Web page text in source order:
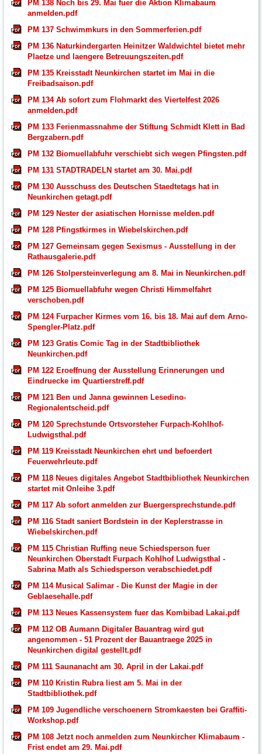
PM 138 Noch bis 29. Mai fuer die Aktion Klimabaum
anmelden.pdf
PM 137 Schwimmkurs in den Sommerferien.pdf
PM 136 Naturkindergarten Heinitzer Waldwichtel bietet mehr
Plaetze und laengere Betreuungszeiten.pdf
PM 135 Kreisstadt Neunkirchen startet im Mai in die
Freibadsaison.pdf
PM 134 Ab sofort zum Flohmarkt des Viertelfest 2026
anmelden.pdf
PM 133 Ferienmassnahme der Stiftung Schmidt Klett in Bad
Bergzabern.pdf
PM 132 Biomuellabfuhr verschiebt sich wegen Pfingsten.pdf
PM 131 STADTRADELN startet am 30. Mai.pdf
PM 130 Ausschuss des Deutschen Staedtetags hat in
Neunkirchen getagt.pdf
PM 129 Nester der asiatischen Hornisse melden.pdf
PM 128 Pfingstkirmes in Wiebelskirchen.pdf
PM 127 Gemeinsam gegen Sexismus - Ausstellung in der
Rathausgalerie.pdf
PM 126 Stolpersteinverlegung am 8. Mai in Neunkirchen.pdf
PM 125 Biomuellabfuhr wegen Christi Himmelfahrt
verschoben.pdf
PM 124 Furpacher Kirmes vom 16. bis 18. Mai auf dem Arno-
Spengler-Platz.pdf
PM 123 Gratis Comic Tag in der Stadtbibliothek
Neunkirchen.pdf
PM 122 Eroeffnung der Ausstellung Erinnerungen und
Eindruecke im Quartierstreff.pdf
PM 121 Ben und Janna gewinnen Lesedino-
Regionalentscheid.pdf
PM 120 Sprechstunde Ortsvorsteher Furpach-Kohlhof-
Ludwigsthal.pdf
PM 119 Kreisstadt Neunkirchen ehrt und befoerdert
Feuerwehrleute.pdf
PM 118 Neues digitales Angebot Stadtbibliothek Neunkirchen
startet mit Onleihe 3.pdf
PM 117 Ab sofort anmelden zur Buergersprechstunde.pdf
PM 116 Stadt saniert Bordstein in der Keplerstrasse in
Wiebelskirchen.pdf
PM 115 Christian Ruffing neue Schiedsperson fuer
Neunkirchen Oberstadt Furpach Kohlhof Ludwigsthal -
Sabrina Math als Schiedsperson verabschiedet.pdf
PM 114 Musical Salimar - Die Kunst der Magie in der
Geblaesehalle.pdf
PM 113 Neues Kassensystem fuer das Kombibad Lakai.pdf
PM 112 OB Aumann Digitaler Bauantrag wird gut
angenommen - 51 Prozent der Bauantraege 2025 in
Neunkirchen digital gestellt.pdf
PM 111 Saunanacht am 30. April in der Lakai.pdf
PM 110 Kristin Rubra liest am 5. Mai in der
Stadtbibliothek.pdf
PM 109 Jugendliche verschoenern Stromkaesten bei Graffiti-
Workshop.pdf
PM 108 Jetzt noch anmelden zum Neunkircher Klimabaum -
Frist endet am 29. Mai.pdf